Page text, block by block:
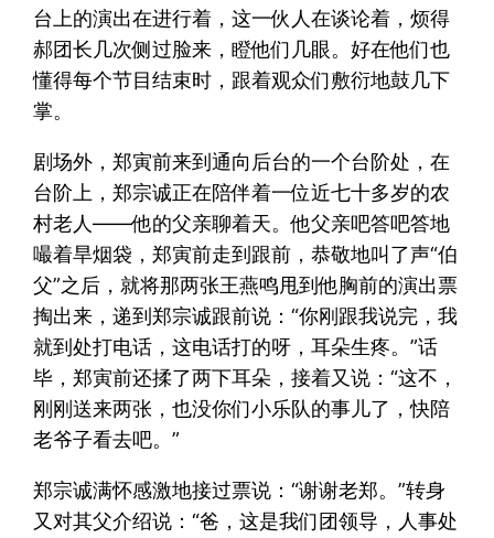
台上的演出在进行着，这一伙人在谈论着，烦得
郝团长几次侧过脸来，瞪他们几眼。好在他们也
懂得每个节目结束时，跟着观众们敷衍地鼓几下
掌。
剧场外，郑寅前来到通向后台的一个台阶处，在
台阶上，郑宗诚正在陪伴着一位近七十多岁的农
村老人——他的父亲聊着天。他父亲吧答吧答地
嘬着旱烟袋，郑寅前走到跟前，恭敬地叫了声“伯
父”之后，就将那两张王燕鸣甩到他胸前的演出票
掏出来，递到郑宗诚跟前说：“你刚跟我说完，我
就到处打电话，这电话打的呀，耳朵生疼。”话
毕，郑寅前还揉了两下耳朵，接着又说：“这不，
刚刚送来两张，也没你们小乐队的事儿了，快陪
老爷子看去吧。”
郑宗诚满怀感激地接过票说：“谢谢老郑。”转身
又对其父介绍说：“爸，这是我们团领导，人事处